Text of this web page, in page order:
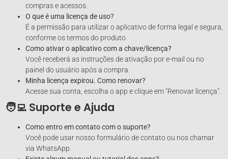
compras e acessos.
O que é uma licença de uso?
É a permissão para utilizar o aplicativo de forma legal e segura,
conforme os termos do produto.
Como ativar o aplicativo com a chave/licença?
Você receberá as instruções de ativação por e-mail ou no
painel do usuário após a compra.
Minha licença expirou. Como renovar?
Acesse sua conta, escolha o app e clique em "Renovar licença".
🧑‍💻 Suporte e Ajuda
Como entro em contato com o suporte?
Você pode usar nosso formulário de contato ou nos chamar
via WhatsApp.